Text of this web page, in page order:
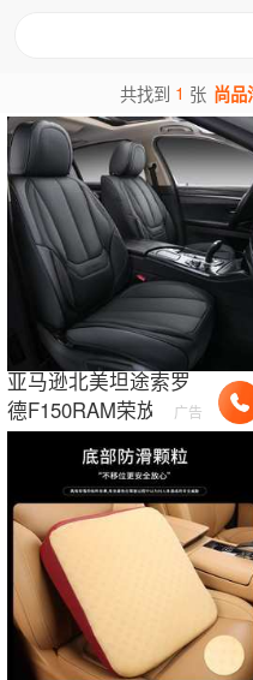
共找到 1 张
亚马逊北美坦途索罗
德F150RAM荣放
RAV4专用通用汽车坐
垫座椅套
广告